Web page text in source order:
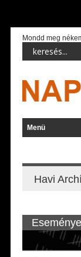
Mondd meg
Havi